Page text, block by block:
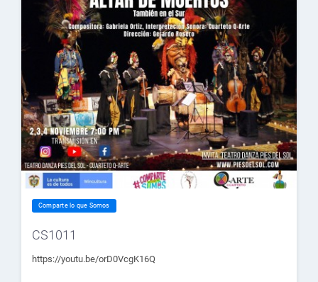
Comparte lo que Somos
CS1011
https://youtu.be/orD0VcgK16Q